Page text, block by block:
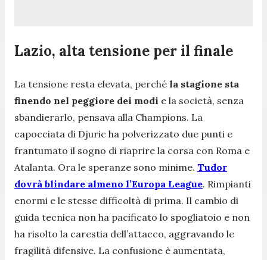
Lazio, alta tensione per il finale
La tensione resta elevata, perché la stagione sta
finendo nel peggiore dei modi e la società, senza
sbandierarlo, pensava alla Champions. La
capocciata di Djuric ha polverizzato due punti e
frantumato il sogno di riaprire la corsa con Roma e
Atalanta. Ora le speranze sono minime. Tudor
dovrà blindare almeno l’Europa League. Rimpianti
enormi e le stesse difficoltà di prima. Il cambio di
guida tecnica non ha pacificato lo spogliatoio e non
ha risolto la carestia dell’attacco, aggravando le
fragilità difensive. La confusione è aumentata,